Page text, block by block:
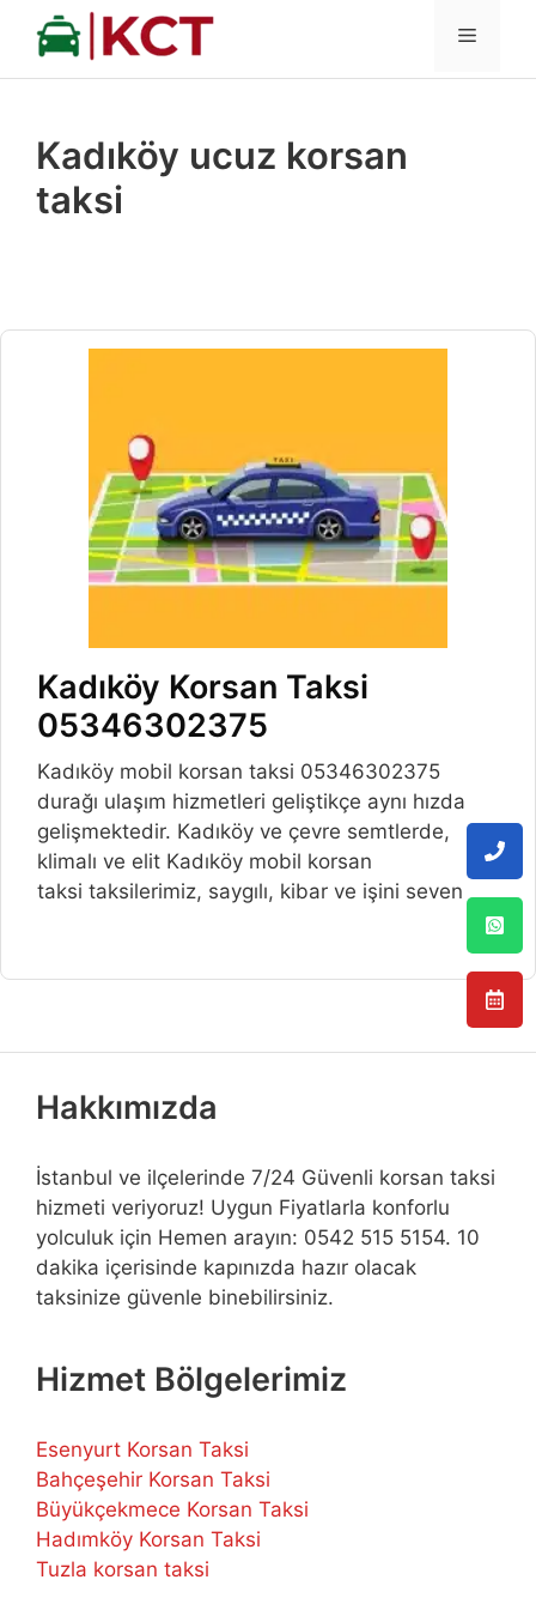
İçeriğe
MENÜ
Kadıköy ucuz korsan
taksi
Kadıköy Korsan Taksi
05346302375
Kadıköy mobil korsan taksi 05346302375
durağı ulaşım hizmetleri geliştikçe aynı hızda
gelişmektedir. Kadıköy ve çevre semtlerde,
klimalı ve elit Kadıköy mobil korsan
taksi taksilerimiz, saygılı, kibar ve işini seven
Hakkımızda
İstanbul ve ilçelerinde 7/24 Güvenli korsan taksi
hizmeti veriyoruz! Uygun Fiyatlarla konforlu
yolculuk için Hemen arayın: 0542 515 5154. 10
dakika içerisinde kapınızda hazır olacak
taksinize güvenle binebilirsiniz.
Hizmet Bölgelerimiz
Esenyurt Korsan Taksi
Bahçeşehir Korsan Taksi
Büyükçekmece Korsan Taksi
Hadımköy Korsan Taksi
Tuzla korsan taksi